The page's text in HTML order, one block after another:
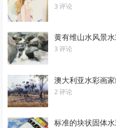
3 评论
黄有维山水风景
3 评论
澳大利亚水彩画
2 评论
标准的块状固体